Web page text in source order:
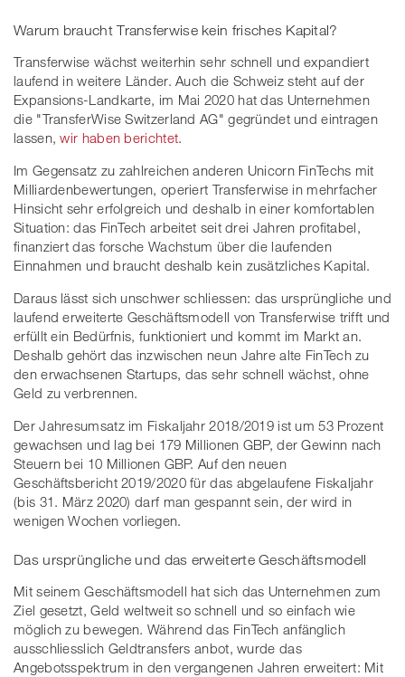
Warum braucht Transferwise kein frisches Kapital?
Transferwise wächst weiterhin sehr schnell und expandiert
laufend in weitere Länder. Auch die Schweiz steht auf der
Expansions-Landkarte, im Mai 2020 hat das Unternehmen
die "TransferWise Switzerland AG" gegründet und eintragen
lassen,wir haben berichtet.
Im Gegensatz zu zahlreichen anderen Unicorn FinTechs mit
Milliardenbewertungen, operiert Transferwise in mehrfacher
Hinsicht sehr erfolgreich und deshalb in einer komfortablen
Situation: das FinTech arbeitet seit drei Jahren profitabel,
finanziert das forsche Wachstum über die laufenden
Einnahmen und braucht deshalb kein zusätzliches Kapital.
Daraus lässt sich unschwer schliessen: das ursprüngliche und
laufend erweiterte Geschäftsmodell von Transferwise trifft und
erfüllt ein Bedürfnis, funktioniert und kommt im Markt an.
Deshalb gehört das inzwischen neun Jahre alte FinTech zu
den erwachsenen Startups, das sehr schnell wächst, ohne
Geld zu verbrennen.
Der Jahresumsatz im Fiskaljahr 2018/2019 ist um 53 Prozent
gewachsen und lag bei 179 Millionen GBP, der Gewinn nach
Steuern bei 10 Millionen GBP. Auf den neuen
Geschäftsbericht 2019/2020 für das abgelaufene Fiskaljahr
(bis 31. März 2020) darf man gespannt sein, der wird in
wenigen Wochen vorliegen.
Das ursprüngliche und das erweiterte Geschäftsmodell
Mit seinem Geschäftsmodell hat sich das Unternehmen zum
Ziel gesetzt, Geld weltweit so schnell und so einfach wie
möglich zu bewegen. Während das FinTech anfänglich
ausschliesslich Geldtransfers anbot, wurde das
Angebotsspektrum in den vergangenen Jahren erweitert: Mit